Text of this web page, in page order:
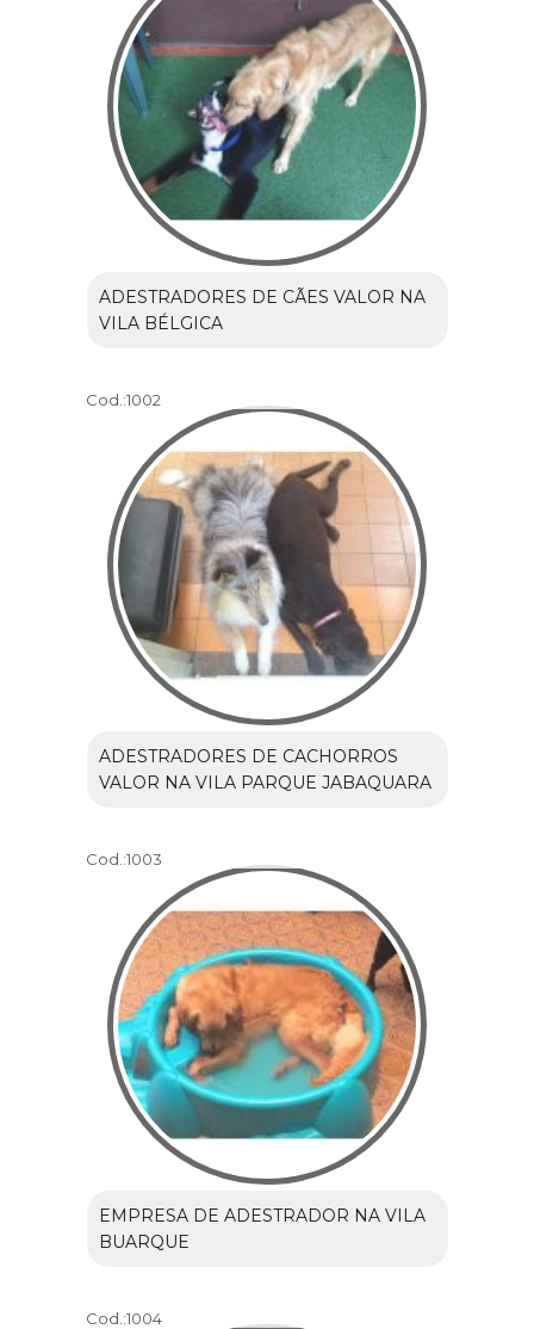
ADESTRADORES DE CÃES VALOR NA
VILA BÉLGICA
Cod.:1002
ADESTRADORES DE CACHORROS
VALOR NA VILA PARQUE JABAQUARA
Cod.:1003
EMPRESA DE ADESTRADOR NA VILA
BUARQUE
Cod.:1004